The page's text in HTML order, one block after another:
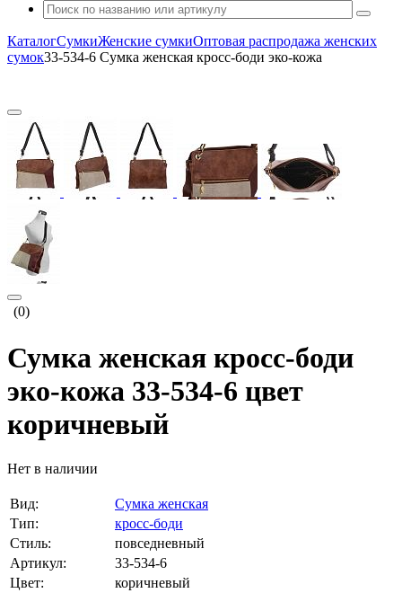
КаталогСумкиЖенские сумкиОптовая распродажа женских
сумок33-534-6 Сумка женская кросс-боди эко-кожа
(0)
Сумка женская кросс-боди
эко-кожа 33-534-6 цвет
коричневый
Нет в наличии
Вид:
Сумка женская
Тип:
кросс-боди
Стиль:
повседневный
Артикул:
33-534-6
Цвет:
коричневый